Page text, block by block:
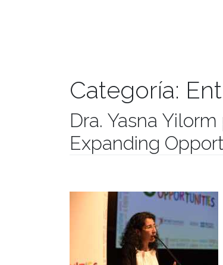
Categoría:
Dra. Yasna
Expanding